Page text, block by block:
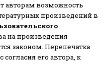
авторам возможность
произведений в
на произведения
законом. Перепечатка
его автора, к